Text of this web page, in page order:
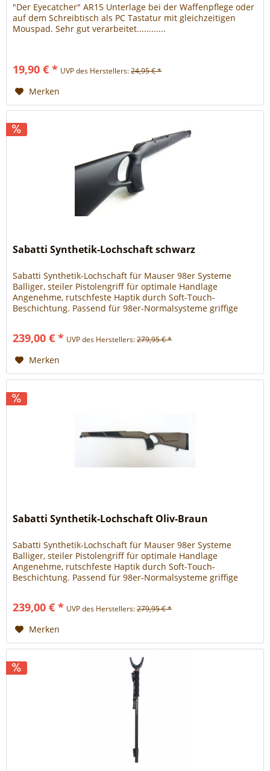
"Der Eyecatcher" AR15 Unterlage bei der Waffenpflege oder
auf dem Schreibtisch als PC Tastatur mit gleichzeitigen
Mouspad. Sehr gut verarbeitet............
19,90 € * UVP des Herstellers:24,95 € *
Merken
Sabatti Synthetik-Lochschaft schwarz
Sabatti Synthetik-Lochschaft für Mauser 98er Systeme
Balliger, steiler Pistolengriff für optimale Handlage
Angenehme, rutschfeste Haptik durch Soft-Touch-
Beschichtung. Passend für 98er-Normalsysteme griffige
239,00 € * UVP des Herstellers:279,95 € *
Merken
Sabatti Synthetik-Lochschaft Oliv-Braun
Sabatti Synthetik-Lochschaft für Mauser 98er Systeme
Balliger, steiler Pistolengriff für optimale Handlage
Angenehme, rutschfeste Haptik durch Soft-Touch-
Beschichtung. Passend für 98er-Normalsysteme griffige
Farbe
239,00 € * UVP des Herstellers:279,95 € *
Merken